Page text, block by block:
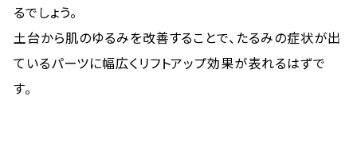
るでしょう。
土台から肌のゆるみを改善することで、たるみの症状が出
ているパーツに幅広くリフトアップ効果が表れるはずで
す。